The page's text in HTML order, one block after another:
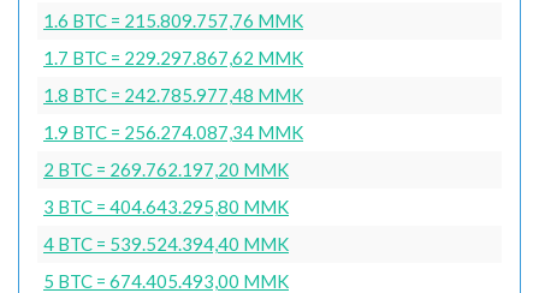
1.6 BTC = 215.809.757,76 MMK
1.7 BTC = 229.297.867,62 MMK
1.8 BTC = 242.785.977,48 MMK
1.9 BTC = 256.274.087,34 MMK
2 BTC = 269.762.197,20 MMK
3 BTC = 404.643.295,80 MMK
4 BTC = 539.524.394,40 MMK
5 BTC = 674.405.493,00 MMK